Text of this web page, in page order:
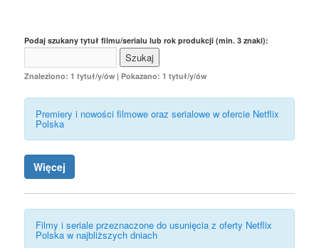
Podaj szukany tytuł filmu/serialu lub rok produkcji (min. 3 znaki):
Znaleziono: 1 tytuł/y/ów | Pokazano: 1 tytuł/y/ów
Premiery i nowości filmowe oraz serialowe w ofercie Netflix
Polska
Więcej
Filmy i seriale przeznaczone do usunięcia z oferty Netflix
Polska w najbliższych dniach